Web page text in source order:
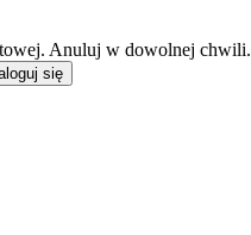
Anuluj w dowolnej chwili.
się